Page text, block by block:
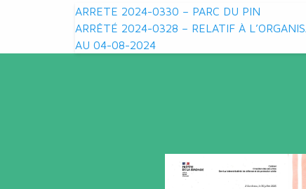
Navigation
de
ARRETE 2024-0330 – PARC DU PIN
ARRÊTÉ 2024-0328 – RELATIF À
AU 04-08-2024